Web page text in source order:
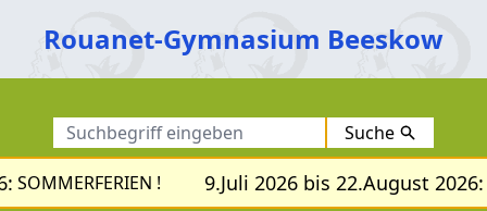
Rouanet-Gymnasium Beeskow
Suche
SOMMERFERIEN ! 9.Juli 2026 bis 22.August 2026: